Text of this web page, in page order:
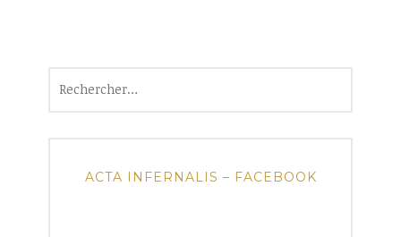
ACTA INFERNALIS – FACEBOOK